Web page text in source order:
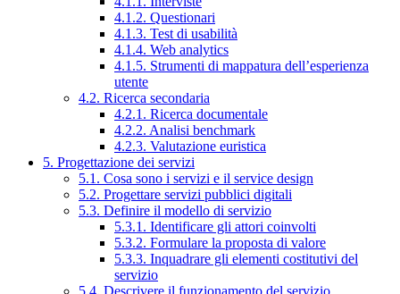
4.1.2. Questionari
4.1.3. Test di usabilità
4.1.4. Web analytics
4.1.5. Strumenti di mappatura dell’esperienza
utente
4.2. Ricerca secondaria
4.2.1. Ricerca documentale
4.2.2. Analisi benchmark
4.2.3. Valutazione euristica
5. Progettazione dei servizi
5.1. Cosa sono i servizi e il service design
5.2. Progettare servizi pubblici digitali
5.3. Definire il modello di servizio
5.3.1. Identificare gli attori coinvolti
5.3.2. Formulare la proposta di valore
5.3.3. Inquadrare gli elementi costitutivi del
servizio
5.4. Descrivere il funzionamento del servizio